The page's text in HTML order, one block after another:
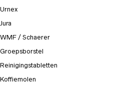
Urnex
Jura
WMF / Schaerer
Groepsborstel
Reinigingstabletten
Koffiemolen